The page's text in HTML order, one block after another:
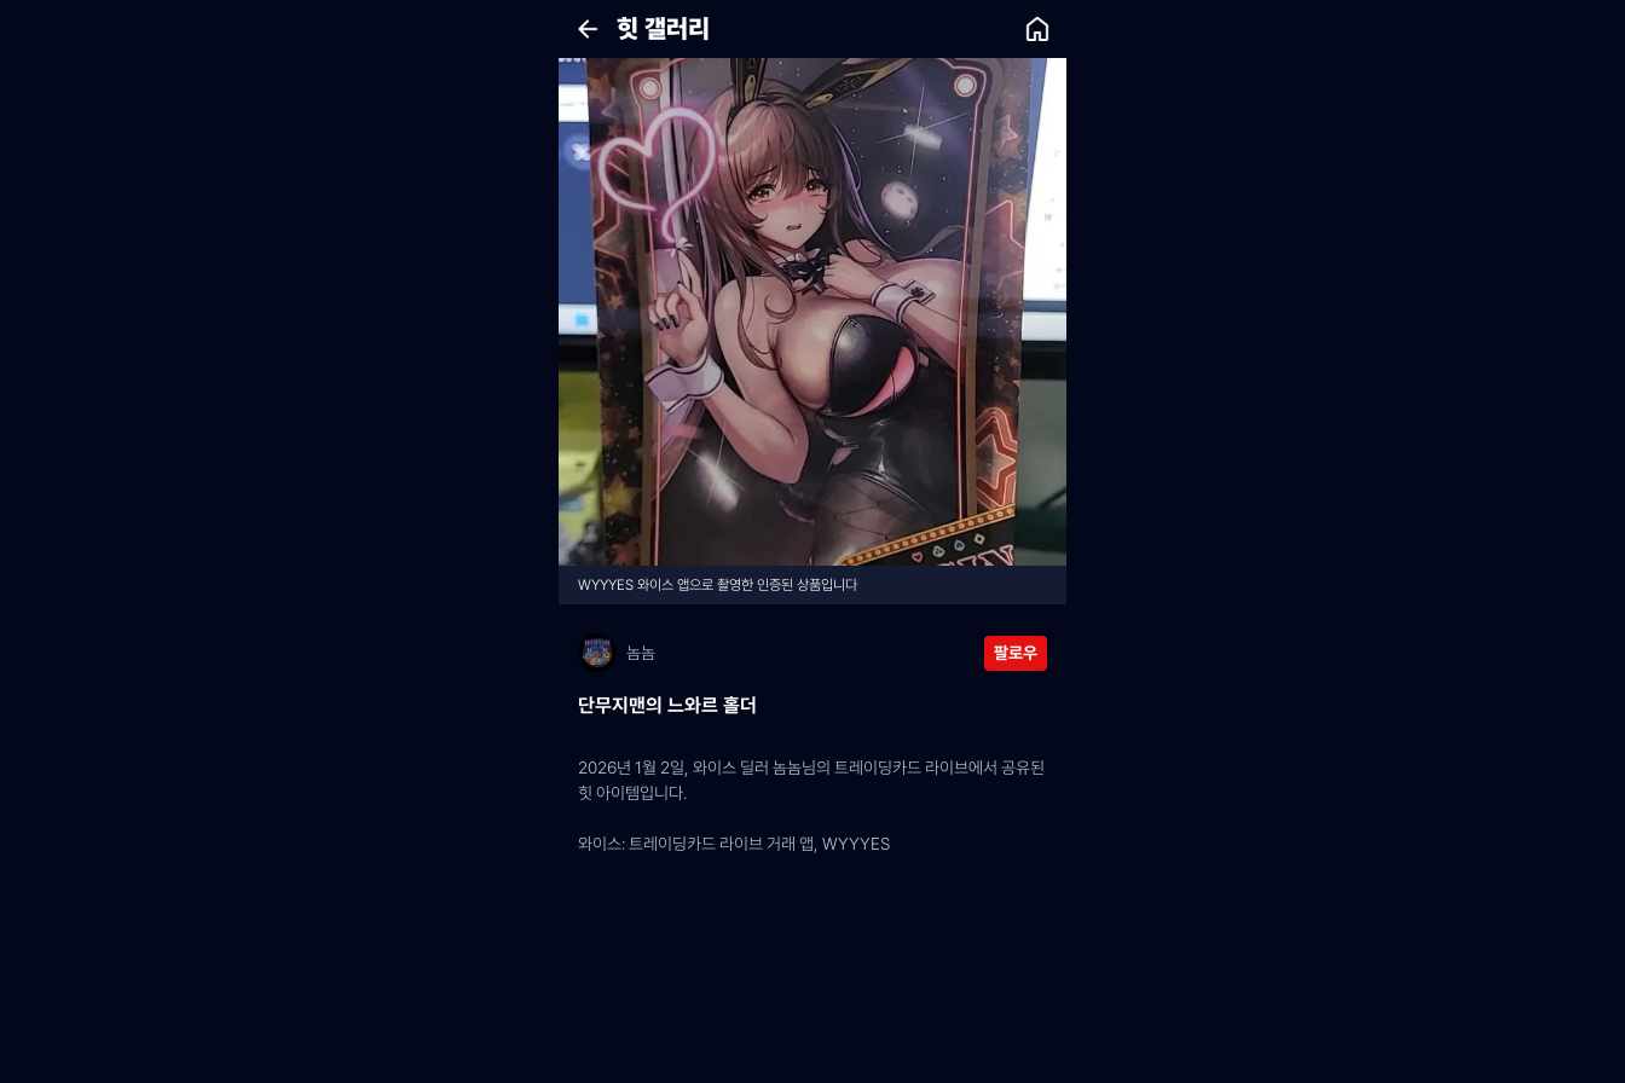
힛 갤러리
WYYYES 와이스 앱으로 촬영한 인증된 상품입니다
놈놈 팔로우
단무지맨의 느와르 홀더
2026년 1월 2일, 와이스 딜러 놈놈님의 트레이딩카드 라이브에서 공유된
힛 아이템입니다.
와이스: 트레이딩카드 라이브 거래 앱, WYYYES